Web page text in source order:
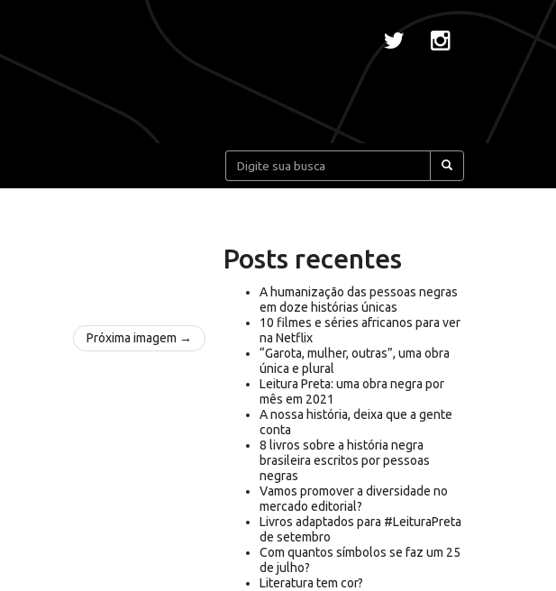
Pesquisar:
Próxima imagem →
Posts recentes
A humanização das pessoas negras
em doze histórias únicas
10 filmes e séries africanos para ver
na Netflix
“Garota, mulher, outras”, uma obra
única e plural
Leitura Preta: uma obra negra por
mês em 2021
A nossa história, deixa que a gente
conta
8 livros sobre a história negra
brasileira escritos por pessoas
negras
Vamos promover a diversidade no
mercado editorial?
Livros adaptados para #LeituraPreta
de setembro
Com quantos símbolos se faz um 25
de julho?
Literatura tem cor?